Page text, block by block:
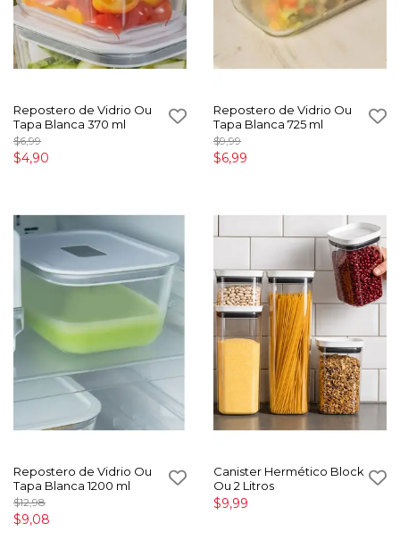
Repostero de Vidrio Ou
Tapa Blanca 370 ml
$6,99
$4,90
Repostero de Vidrio Ou
Tapa Blanca 725 ml
$9,99
$6,99
Repostero de Vidrio Ou
Tapa Blanca 1200 ml
$12,98
$9,08
Canister Hermético Block
Ou 2 Litros
$9,99